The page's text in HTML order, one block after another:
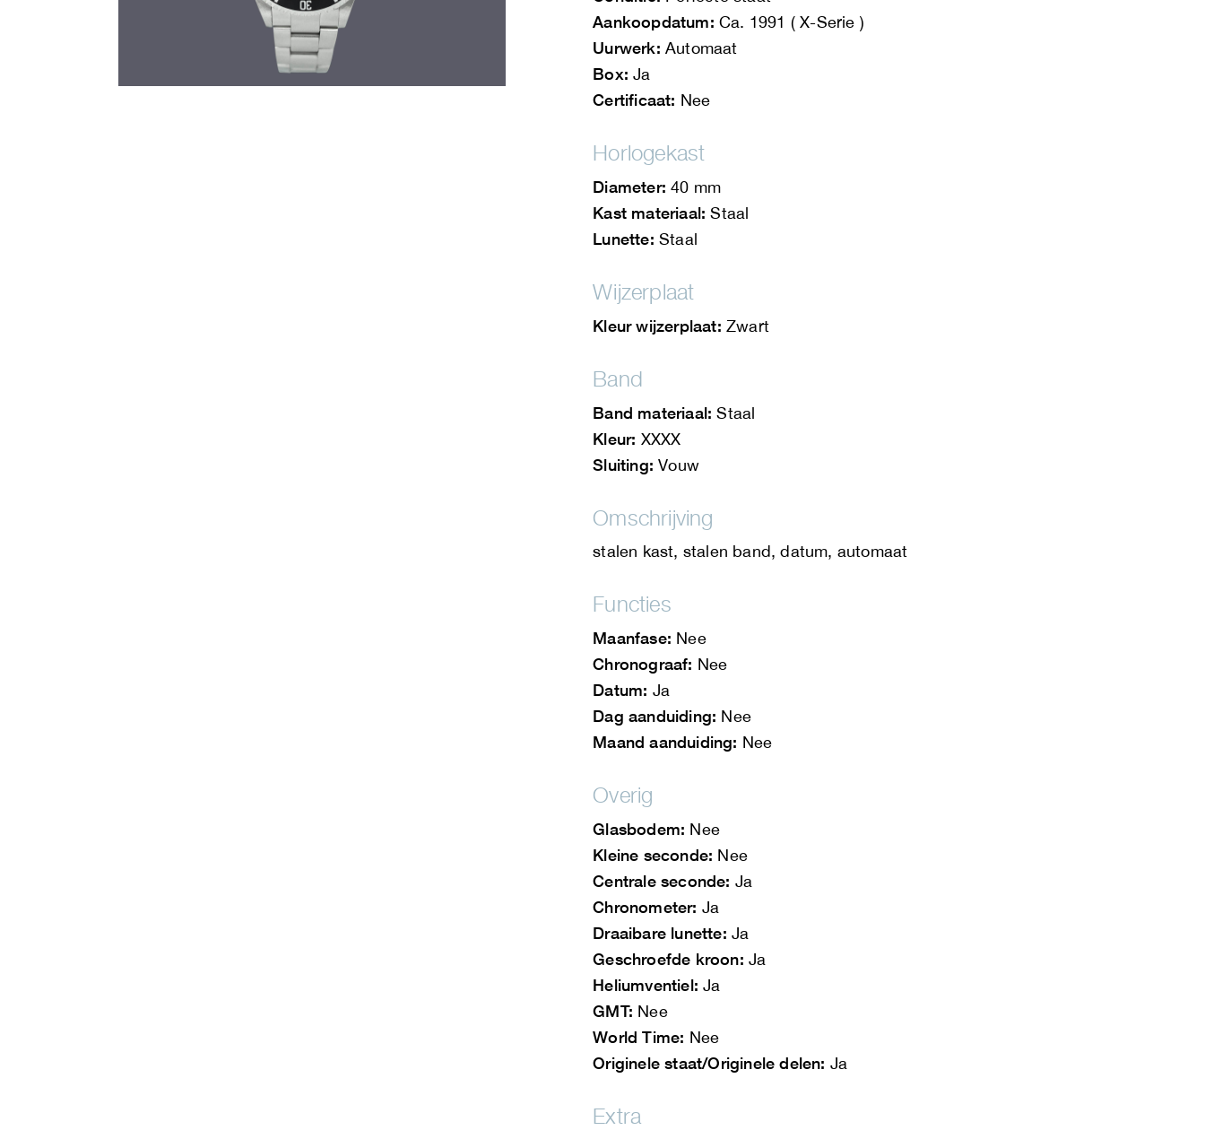
Aankoopdatum: Ca. 1991 ( X-Serie )
Uurwerk: Automaat
Box: Ja
Certificaat: Nee
Horlogekast
Diameter: 40 mm
Kast materiaal: Staal
Lunette: Staal
Wijzerplaat
Kleur wijzerplaat: Zwart
Band
Band materiaal: Staal
Kleur: XXXX
Sluiting: Vouw
Omschrijving
stalen kast, stalen band, datum, automaat
Functies
Maanfase: Nee
Chronograaf: Nee
Datum: Ja
Dag aanduiding: Nee
Maand aanduiding: Nee
Overig
Glasbodem: Nee
Kleine seconde: Nee
Centrale seconde: Ja
Chronometer: Ja
Draaibare lunette: Ja
Geschroefde kroon: Ja
Heliumventiel: Ja
GMT: Nee
World Time: Nee
Originele staat/Originele delen: Ja
Extra